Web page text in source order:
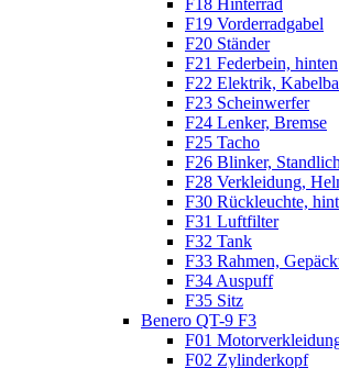
F19 Vorderradgabel
F20 Ständer
F21 Federbein, hinten
F22 Elektrik,
F23 Scheinwerfer
F24 Lenker, Bremse
F25 Tacho
F26 Blinker,
F28 Verkleidung,
F30 Rückleuchte,
F31 Luftfilter
F32 Tank
F33 Rahmen,
F34 Auspuff
F35 Sitz
Benero QT-9 F3
F01
F02 Zylinderkopf